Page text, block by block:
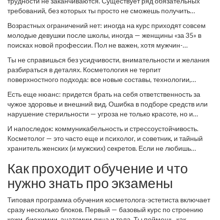
требований, без которых ты просто не сможешь получить
образования. То есть, если ты окончил школу (или колледж),
дорога открыта: тебя зачислят на курс профессиональной
переподготовки или на базовую программу. Но если хочешь
расширить свои возможности (например, допустить работу с
аппаратной или инвазивной косметологией), потребуется
медицинское образование — от среднего до высшего.
Возрастных ограничений нет: иногда на курс приходят совсем
молодые девушки после школы, иногда — женщины «за 35» в
поисках новой профессии. Пол не важен, хотя мужчин-
кстати, считают мужчин более аккуратными и ответственными.
Главное — желание учиться и развиваться.
Ты не справишься без усидчивости, внимательности и желания
разбираться в деталях. Косметология не терпит
поверхностного подхода: все новые составы, технологии,
знания устаревают быстрее, чем в айти: новая процедура
появляется чуть ли не каждый месяц. Важно не просто получить
диплом, а быть готовым учиться всю жизнь.
Есть еще нюанс: придется брать на себя ответственность за
чужое здоровье и внешний вид. Ошибка в подборе средств или
нарушение стерильности — угроза не только красоте, но и
основы гигиены.
И напоследок: коммуникабельность и стрессоустойчивость.
Косметолог — это часто еще и психолог, и советник, и тайный
хранитель женских (и мужских) секретов. Если не любишь
интересная, но контактная.
Как проходит обучение и что
нужно знать про экзамены
Типовая программа обучения косметолога-эстетиста включает
сразу несколько блоков. Первый — базовый курс по строению